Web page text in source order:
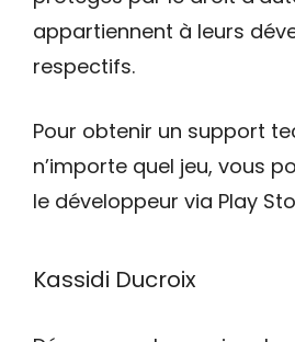
appartiennent à leurs
respectifs.
Pour obtenir un support
n’importe quel jeu, vous
le développeur via Play
Kassidi Ducroix